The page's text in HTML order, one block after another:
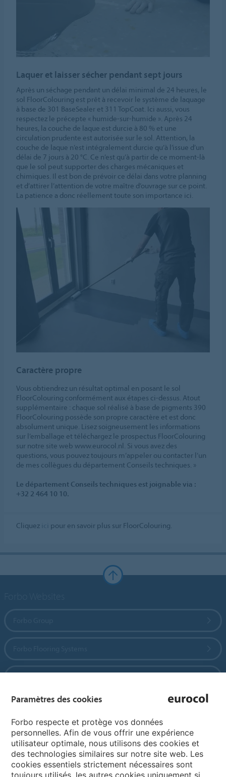
Laquer et laisser sécher pendant sept jours
Après un séchage pendant un délai minimal de 24 heures, le
sol FloorColouring est prêt à recevoir le système de laquage
à base de 301 BaseSealer et 311 TopCoat. Ici aussi, vous
respectez le précepte « humide-sur-humide ». Après 24
heures, la couche de laque est durcie à 80 % et une
circulation prudente est autorisée sur le sol. Attention, la
couche de laque n’est intégralement durcie qu’à l’issue d’un
délai de 7 jours à 20 °C. Ce n’est qu’à partir de ce moment-là
que le sol peut supporter des charges mécaniques et
chimiques. Il est bon de prévoir ce délai dans votre planning
et d’attirer l’attention de votre maître d’ouvrage sur ce point.
La patience a donc réellement toute son importance ici.
Caractère propre
Vous obtiendrez un résultat optimal en posant le sol
FloorColouring conformément aux étapes ci-dessus. Atout
supplémentaire : chaque sol réalisé à base de pigments 390
FloorColouring possède son propre caractère et est donc
absolument unique. Lisez soigneusement les informations
sur l’emballage et téléchargez le prospectus FloorColouring
sur notre site web www.eurocol.nl. Si vous avez des
questions, vous pouvez toujours m’appeler ou contacter l’un
de mes collègues du département Conseils techniques. »
Le département Conseils techniques est joignable via :
+32 2 464 10 10.
Cliquez pour en savoir plus sur FloorColouring.
Pages de langue
Choisissez votre langue
Paramètres des cookies
Forbo respecte et protège vos données
personnelles. Afin de vous offrir une expérience
utilisateur optimale, nous utilisons des cookies et
des technologies similaires sur notre site web. Les
cookies essentiels strictement nécessaires sont
toujours utilisés, les autres cookies uniquement si